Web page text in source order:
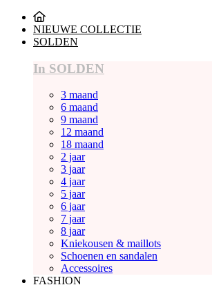
NIEUWE COLLECTIE
SOLDEN
In SOLDEN
3 maand
6 maand
9 maand
12 maand
18 maand
2 jaar
3 jaar
4 jaar
5 jaar
6 jaar
7 jaar
8 jaar
Kniekousen & maillots
Schoenen en sandalen
Accessoires
FASHION